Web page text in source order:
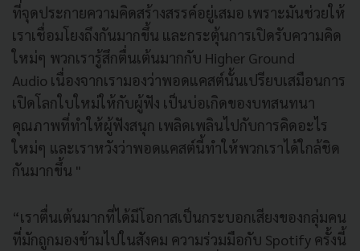
ที่จุดประกายความคิดสร้างสรรค์อยู่เสมอ เพราะมันช่วยให้
เราเชื่อมโยงถึงกันมากขึ้น และกระตุ้นการเปิดรับความคิด
ใหม่ๆ พวกเรารู้สึกตื่นเต้นมากกับ Higher Ground
Audio เนื่องจากเรามองว่าพอดแคสต์นั้นเปรียบเสมือนการ
เปิดโลกใบใหม่ให้กับผู้ฟัง เป็นบ่อเกิดของบทสนทนา
คุณภาพที่ทำให้ผู้ฟังสนุก เพลิดเพลินไปกับการคิดอะไร
ใหม่ๆ และเราหวังว่าพอดแคสต์นี้ทำให้พวกเราได้ใกล้ชิด
กันมากขึ้น "
“เราตื่นเต้นมากที่ได้มีโอกาสเป็นกระบอกเสียงของกลุ่มคน
ที่มักถูกมองข้ามไปในสังคม ความร่วมมือกับ Spotify ครั้งนี้